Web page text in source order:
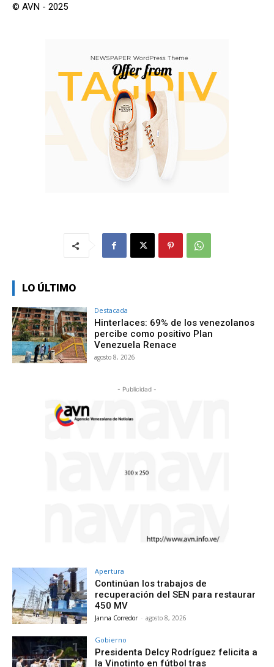
© AVN - 2025
LO ÚLTIMO
Destacada
Hinterlaces: 69% de los venezolanos
percibe como positivo Plan
Venezuela Renace
agosto 8, 2026
- Publicidad -
Apertura
Continúan los trabajos de
recuperación del SEN para restaurar
450 MV
Janna Corredor - agosto 8, 2026
Gobierno
Presidenta Delcy Rodríguez felicita a
la Vinotinto en fútbol tras